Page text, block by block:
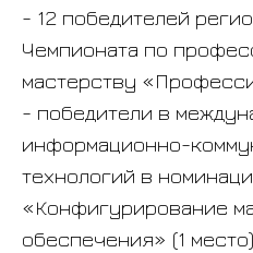
- 12 победителей
Чемпионата по
мастерству
- победители в
информационно-
технологий в
«Конфигурирование
обеспечения» (1